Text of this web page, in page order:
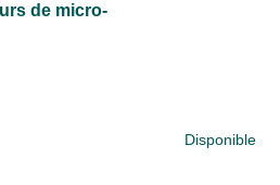
de micro-
Disponible